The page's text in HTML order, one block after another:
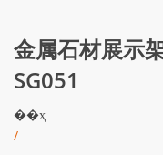
金属石材展示
SG051
��ҳ
/